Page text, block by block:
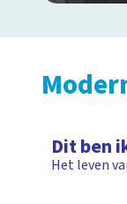
Dit ben
Het leven